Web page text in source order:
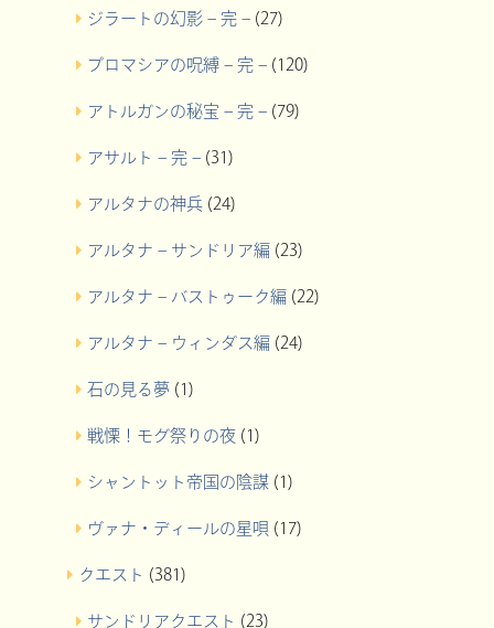
ジラートの幻影 – 完 –(27)
プロマシアの呪縛 – 完 –(120)
アトルガンの秘宝 – 完 –(79)
アサルト – 完 –(31)
アルタナの神兵(24)
アルタナ – サンドリア編 (23)
アルタナ – バストゥーク編 (22)
アルタナ – ウィンダス編 (24)
石の見る夢 (1)
戦慄！モグ祭りの夜(1)
シャントット帝国の陰謀(1)
ヴァナ・ディールの星唄 (17)
クエスト (381)
サンドリアクエスト (23)